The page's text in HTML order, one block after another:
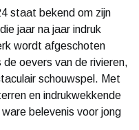
staat bekend om zijn
jaar na jaar indruk
wordt afgeschoten
oevers van de rivieren,
schouwspel. Met
en indrukwekkende
belevenis voor jong